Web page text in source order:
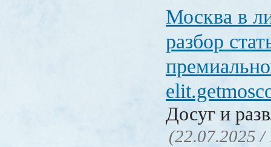
Москва в
разбор
Досуг и
(22.07.2025 /